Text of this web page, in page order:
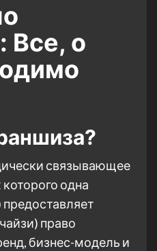
Все, о
связывающее
одна
право
бизнес-модель и